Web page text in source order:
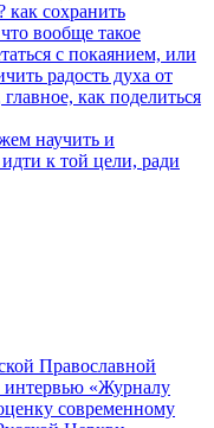
как сохранить
вообще такое
с покаянием, или
радость духа от
как поделиться
научить и
к той цели, ради
Православной
«Журналу
современному